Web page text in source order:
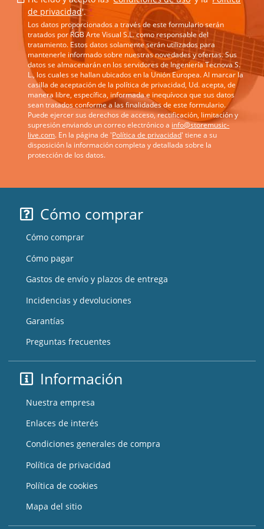
de privacidad'.*
Los datos proporcionados a través de este formulario serán
tratados por RGB Arte Visual S.L. como responsable del
tratamiento. Estos datos solamente serán utilizados para
mantenerle informado sobre nuestras novedades y ofertas. Sus
datos se almacenarán en los servidores de Ingeniería Tecnova S.
L., los cuales se hallan ubicados en la Unión Europea. Al marcar la
casilla de aceptación de la política de privacidad, Ud. acepta, de
manera libre, específica, informada e inequívoca que sus datos
sean tratados conforme a las finalidades de este formulario.
Puede ejercer sus derechos de acceso, rectificación, limitación y
supresión enviando un correo electrónico a info@storemusic-
live.com. En la página de 'Política de privacidad' tiene a su
disposición la información completa y detallada sobre la
protección de los datos.
Cómo comprar
Cómo comprar
Cómo pagar
Gastos de envío y plazos de entrega
Incidencias y devoluciones
Garantías
Preguntas frecuentes
Información
Nuestra empresa
Enlaces de interés
Condiciones generales de compra
Política de privacidad
Política de cookies
Mapa del sitio